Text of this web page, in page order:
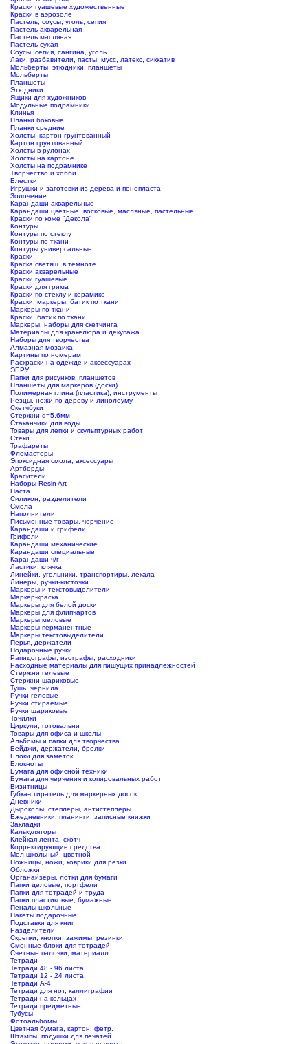
Краски гуашевые художественные
Краски в аэрозоле
Пастель, соусы, уголь, сепия
Пастель акварельная
Пастель масляная
Пастель сухая
Соусы, сепия, сангина, уголь
Лаки, разбавители, пасты, мусс, латекс, сиккатив
Мольберты, этюдники, планшеты
Мольберты
Планшеты
Этюдники
Ящики для художников
Модульные подрамники
Клинья
Планки боковые
Планки средние
Холсты, картон грунтованный
Картон грунтованный
Холсты в рулонах
Холсты на картоне
Холсты на подрамнике
Творчество и хобби
Блестки
Игрушки и заготовки из дерева и пенопласта
Золочение
Карандаши акварельные
Карандаши цветные, восковые, масляные, пастельные
Краски по коже "Декола"
Контуры
Контуры по стеклу
Контуры по ткани
Контуры универсальные
Краски
Краска светящ. в темноте
Краски акварельные
Краски гуашевые
Краски для грима
Краски по стеклу и керамике
Краски, маркеры, батик по ткани
Маркеры по ткани
Краски, батик по ткани
Маркеры, наборы для скетчинга
Материалы для кракелюра и декупажа
Наборы для творчества
Алмазная мозаика
Картины по номерам
Раскраски на одежде и аксессуарах
ЭБРУ
Папки для рисунков, планшетов
Планшеты для маркеров (доски)
Полимерная глина (пластика), инструменты
Резцы, ножи по дереву и линолеуму
Скетчбуки
Стержни d=5.6мм
Стаканчики для воды
Товары для лепки и скульптурных работ
Стеки
Трафареты
Фломастеры
Эпоксидная смола, аксессуары
Артборды
Красители
Наборы Resin Art
Паста
Силикон, разделители
Смола
Наполнители
Письменные товары, черчение
Карандаши и грифели
Грифели
Карандаши механические
Карандаши специальные
Карандаши ч/г
Ластики, клячка
Линейки, угольники, транспортиры, лекала
Линеры, ручки-кисточки
Маркеры и текстовыделители
Маркер-краска
Маркеры для белой доски
Маркеры для флипчартов
Маркеры меловые
Маркеры перманентные
Маркеры текстовыделители
Перья, держатели
Подарочные ручки
Рапидографы, изографы, расходники
Расходные материалы для пишущих принадлежностей
Стержни гелевые
Стержни шариковые
Тушь, чернила
Ручки гелевые
Ручки стираемые
Ручки шариковые
Точилки
Циркули, готовальни
Товары для офиса и школы
Альбомы и папки для творчества
Бейджи, держатели, брелки
Блоки для заметок
Блокноты
Бумага для офисной техники
Бумага для черчения и копировальных работ
Визитницы
Губка-стиратель для маркерных досок
Дневники
Дыроколы, степлеры, антистеплеры
Ежедневники, планинги, записные книжки
Закладки
Калькуляторы
Клейкая лента, скотч
Корректирующие средства
Мел школьный, цветной
Ножницы, ножи, коврики для резки
Обложки
Органайзеры, лотки для бумаги
Папки деловые, портфели
Папки для тетрадей и труда
Папки пластиковые, бумажные
Пеналы школьные
Пакеты подарочные
Подставки для книг
Разделители
Скрепки, кнопки, зажимы, резинки
Сменные блоки для тетрадей
Счетные палочки, материалл
Тетради
Тетради 48 - 96 листа
Тетради 12 - 24 листа
Тетради А-4
Тетради для нот, каллиграфии
Тетради на кольцах
Тетради предметные
Тубусы
Фотоальбомы
Цветная бумага, картон, фетр.
Штампы, подушки для печатей